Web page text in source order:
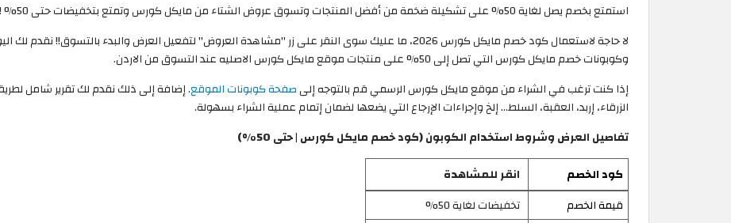
استمتع بخصم يصل لغاية 50% على تشكيلة ضخمة من أفضل المنتجات وتسوق عروض الشتاء من مايكل كورس وتمتع بتخفيضات حتى 50% !!
لا حاجة لاستعمال كود خصم مايكل كورس 2026، ما عليك سوى النقر على زر "مشاهدة العروض" لتفعيل العرض والبدء
وكوبونات خصم مايكل كورس التي تصل إلى 50% على منتجات موقع مايكل كورس الاصليه عند التسوق من الاردن.
إذا كنت ترغب في الشراء من موقع مايكل كورس الرسمي قم بالتوجه إلىصفحة كوبونات الموقع. إضافة إلى ذلك نقدم لك تقرير شامل
الزرقاء، إربد، العقبة، السلط... إلخ وإجراءات الإرجاع التي يضعها لضمان إتمام عملية الشراء بسهولة.
تفاصيل العرض وشروط استخدام الكوبون (كود خصم مايكل كورس | حتى 50%)
كود الخصم
انقر للمشاهدة
قيمة الخصم
تخفيضات لغاية 50%